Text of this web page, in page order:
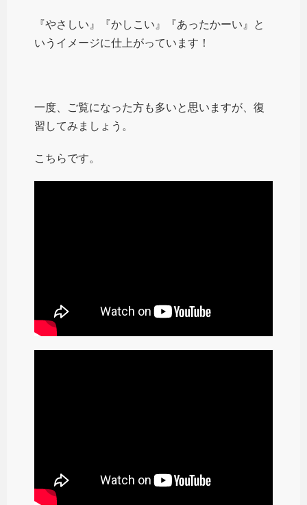
『やさしい』『かしこい』『あったかーい』と
いうイメージに仕上がっています！
一度、ご覧になった方も多いと思いますが、復
習してみましょう。
こちらです。